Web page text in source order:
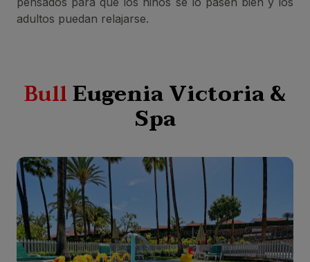
adultos puedan relajarse.
BullEugenia Victoria &
Spa